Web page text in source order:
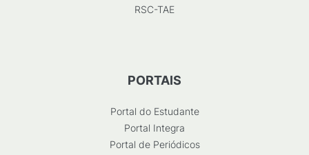
RSC-TAE
PORTAIS
Portal do Estudante
Portal Integra
Portal de Periódicos